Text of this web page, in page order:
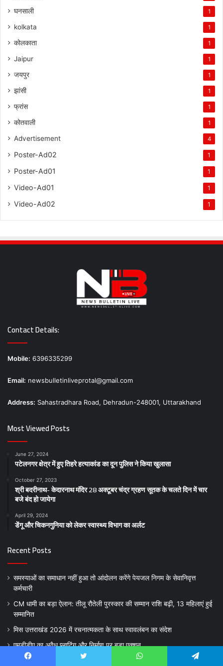
घनसाली 1
kolkata 1
कोलकाता 1
Jaipur 1
जयपुर 1
झांसी 1
फ्रांस 1
कोतवाली 1
Advertisement 4
Poster-Ad02 1
Poster-Ad01 1
Video-Ad01 1
Video-Ad02 1
Contact Details:
Mobile: 6396335299
Email: newsbulletinliveprotal@gmail.com
Address: Sahastradhara Road, Dehradun-248001, Uttarakhand
Most Viewed Posts
June 27, 2024
पटेलनगर क्षेत्र में हुए तिहरे हत्याकांड का दून पुलिस ने किया खुलासा
October 27, 2023
श्री बदरीनाथ- केदारनाथ मंदिर 28 अक्टूबर चंद्र ग्रहण सूतक के चलते दिन में चार
बजे बंद हो जायेगा
April 29, 2024
डेंगू और चिकनगुनिया को लेकर स्वास्थ्य विभाग का अर्लट
Recent Posts
समस्याओं का समाधान नहीं हुआ तो आंदोलन करेंगे पेयजल निगम के सेवानिवृत्त
कर्मचारी
CM धामी का बड़ा ऐलान: तीलू रौतेली पुरस्कार की सम्मान राशि बढ़ी, 13 महिलाएं हुई
सम्मानित
मिस उत्तराखंड 2026 में रचनात्मकता के साथ स्वावलंबन का संदेश
एमडीडीए का अवैध प्लाटिंग और निर्माण पर बड़ा एक्शन
नकली डेयरी उत्पादों पर प्रदेशव्यापी प्रतिबंध, मिलावटखोरों पर कसेगा शिकंजा